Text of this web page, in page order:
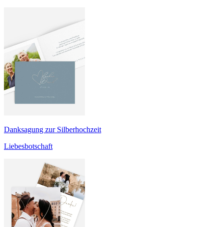
Danksagung zur Silberhochzeit
Liebesbotschaft